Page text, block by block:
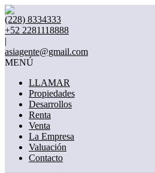
(228) 8334333
+52 2281118888
|
asiagente@gmail.com
MENÚ
LLAMAR
Propiedades
Desarrollos
Renta
Venta
La Empresa
Valuación
Contacto